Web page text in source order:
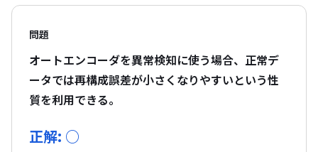
問題
オートエンコーダを異常検知に使う場合、正常デ
ータでは再構成誤差が小さくなりやすいという性
質を利用できる。
正解: ○